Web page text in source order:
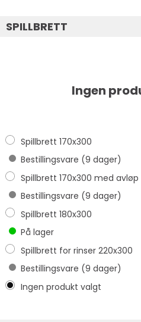
SPILLBRETT
Ingen
Spillbrett 170x300
Bestillingsvare (9 dager)
Spillbrett 170x300 med avløp
Bestillingsvare (9 dager)
Spillbrett 180x300
På lager
Spillbrett for rinser 220x300
Bestillingsvare (9 dager)
Ingen produkt valgt